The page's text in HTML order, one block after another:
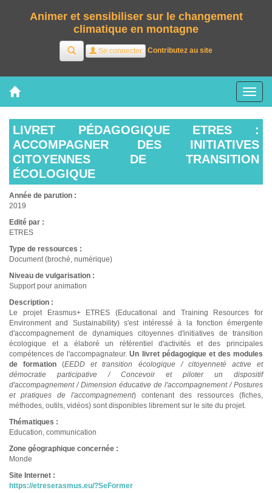
Animer et sensibiliser sur le changement
climatique en montagne
RechercherSe connecter Contributez au site
LIVRET PÉDAGOGIQUE ETRES :
ACCOMPAGNER DES INITIATIVES
CITOYENNES DE TRANSITION
ÉCOLOGIQUE
Année de parution :
2019
Edité par :
ETRES
Type de ressources :
Document (broché, numérique)
Niveau de vulgarisation :
Support pour animation
Description :
Le projet Erasmus+ ETRES (Educational and Training Resources for
Environment and Sustainability) s'est intéressé à la fonction émergente
d'accompagnement de dynamiques citoyennes d'initiatives de transition
écologique et a élaboré un référentiel d'activités et des principales
compétences de l'accompagnateur.Un livret pédagogique et des modules
de formation (EEDD et transition écologique / citoyenneté active et
démocratie participative / Concevoir et piloter un dispositif
d'accompagnement / Dimension éducative de l'accompagnement / Postures
et pratiques de l'accompagnement) contenant des ressources (fiches,
méthodes, outils, vidéos) sont disponibles librement sur le site du projet.
Thématiques :
Education, communication
Zone géographique concernée :
Monde
Site Internet :
https://etreserasmus.eu/?SeFormer